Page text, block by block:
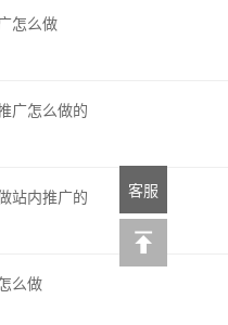
怎么做
广怎么做的
站内推广的
么做
客服